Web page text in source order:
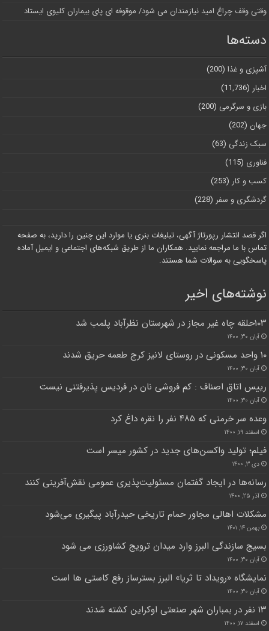
وقتی وقف چراغ امید نیازمندان می شود/ موقوفه ای پای بیماران کلیوی ایستاد
دسته‌ها
آشپزی و غذا (200)
اخبار (11,736)
بازی و سرگرمی (200)
جهان (202)
سبک زندگی (63)
فناوری (115)
کسب و کار (253)
گردشگری و سفر (228)
اگر قصد انتشار رپورتاژ آگهی، تبلیغات بنری یا موارد این چنین را دارید، به صفحه
تماس با ما مراجعه نمایید. همکاران ما از طریق شبکه‌های اجتماعی و ایمیل آماده
پاسخگویی به سوالات شما هستند.
نوشته‌های اخیر
۱۰۳حلقه چاه غیر مجاز در شهرستان نظرآباد پلمب شد
آبان ۳۰, ۱۴۰۰
۱۰ واحد مسکونی در روستای لانیز کرج طعمه حریق شدند
آبان ۳۰, ۱۴۰۰
رییس اتاق اصناف : کم فروشی نان در فردیس پذیرفتنی نیست
آبان ۳۰, ۱۴۰۰
وعده سر خرمنی که ۴۸۵ نفر را نقره داغ کرد
اسفند ۱۹, ۱۴۰۰
فیلم؛ تولید واکسن‌های جدید در کشور میسر است
دی ۳, ۱۴۰۰
رسانه‌ها در ایجاد گفتمان مسئولیت‌پذیری عمومی نقش‌آفرینی کنند
آذر ۲۵, ۱۴۰۰
مشکلات اهالی مجاور حمام تاریخی حیدرآباد پیگیری می‌شود
بهمن ۱۴, ۱۴۰۱
بسیج سازندگی البرز وارد میدان ترویج کشاورزی می شود
آبان ۳۰, ۱۴۰۰
نمایشگاه «رویداد تا ثریا» البرز بسترساز رفع کاستی ها است
آبان ۳۰, ۱۴۰۰
۱۳ نفر در بمباران شهر صنعتی اوکراین کشته شدند
اسفند ۱۷, ۱۴۰۰